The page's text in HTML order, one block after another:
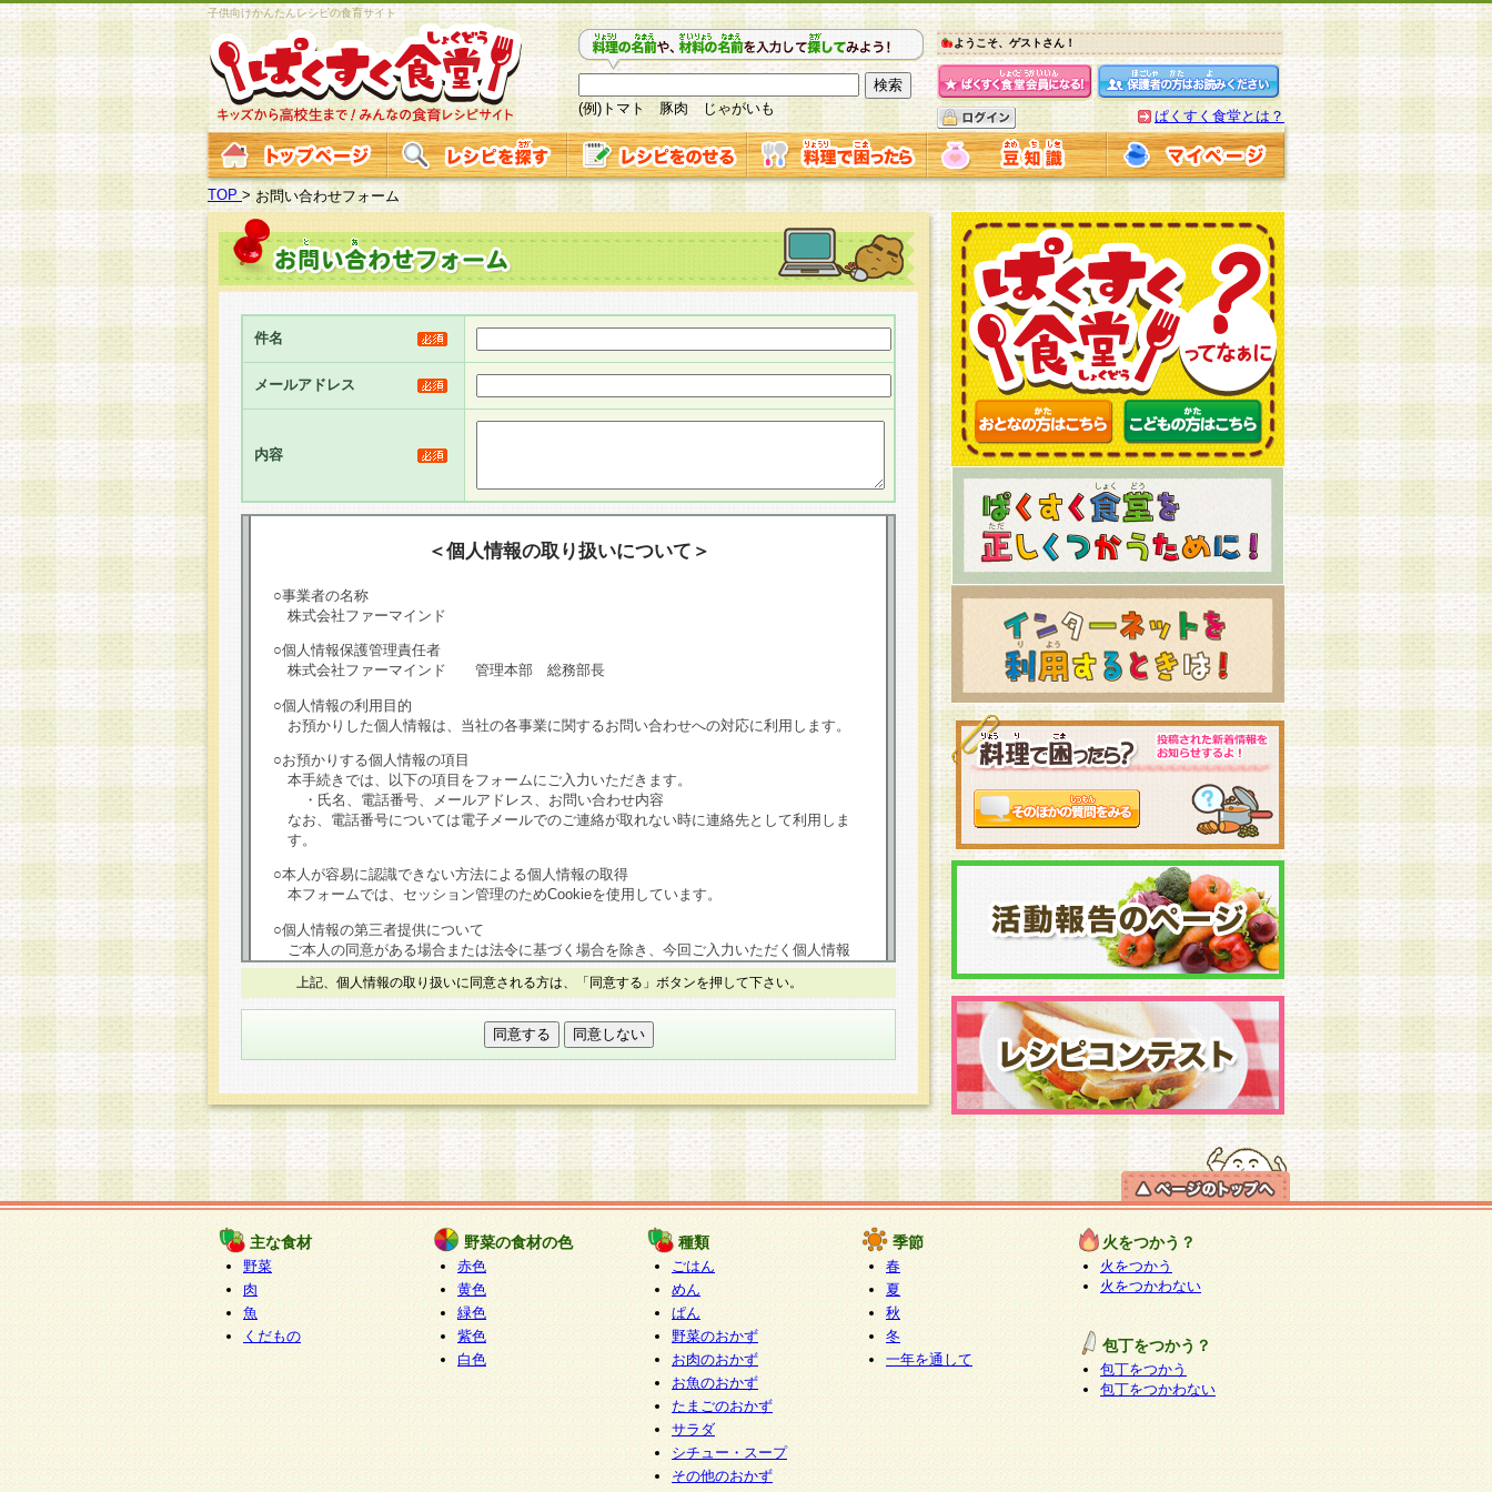
子供向けかんたんレシピの食育サイト
(例)トマト 豚肉 じゃがいも
ようこそ、ゲストさん！
ぱくすく食堂とは？
TOP >お問い合わせフォーム
件名
メールアドレス
内容
＜個人情報の取り扱いについて＞
○事業者の名称
株式会社ファーマインド
○個人情報保護管理責任者
株式会社ファーマインド 管理本部 総務部長
○個人情報の利用目的
お預かりした個人情報は、当社の各事業に関するお問い合わせへの対応に利用します。
○お預かりする個人情報の項目
本手続きでは、以下の項目をフォームにご入力いただきます。
・氏名、電話番号、メールアドレス、お問い合わせ内容
なお、電話番号については電子メールでのご連絡が取れない時に連絡先として利用しま
す。
○本人が容易に認識できない方法による個人情報の取得
本フォームでは、セッション管理のためCookieを使用しています。
○個人情報の第三者提供について
ご本人の同意がある場合または法令に基づく場合を除き、今回ご入力いただく個人情報
は第三者に提供しません。
個人情報の取り扱いを外部に委託する場合は、当社が規定する個人情報管理基準を満た
す企業を選定して委託を行い、適切な取り扱いが行われるよう監督します。
本人からの求めにより、当社が本件により取得した開示対象個人情報の利用目的の通
知・開示・内容の訂正・追加または削除・利用の停止・消去及び第三者への提供の禁止
（以下、総称して「開示等」といいます。）に応じます。
開示等に応じる窓口は以下になります。
ぱくすく食堂個人情報お客様相談窓口
paku-info@pakusuku.com
個人情報を与えることは任意ですが、個人情報の取扱いについて同意をいただけない場
合には、当社のサービスの提供、お客様からのお問い合わせ・ご相談への対応ができな
い場合がございますのでご了承ください。
上記、個人情報の取り扱いに同意される方は、「同意する」ボタンを押して下さい。
主な食材
野菜
肉
魚
くだもの
野菜の食材の色
赤色
黄色
緑色
紫色
白色
種類
ごはん
めん
ぱん
野菜のおかず
お肉のおかず
お魚のおかず
たまごのおかず
サラダ
シチュー・スープ
その他のおかず
季節
春
夏
秋
冬
一年を通して
火をつかう？
火をつかう
火をつかわない
包丁をつかう？
包丁をつかう
包丁をつかわない